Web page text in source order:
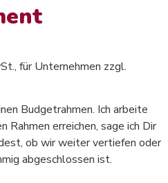
für Unternehmen zzgl.
Budgetrahmen. Ich arbeite
Rahmen erreichen, sage ich Dir
ob wir weiter vertiefen oder
abgeschlossen ist.